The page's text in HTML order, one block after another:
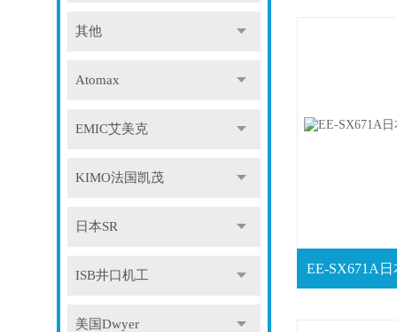
其他
Atomax
EMIC艾美克
KIMO法国凯茂
日本SR
ISB井口机工
美国Dwyer